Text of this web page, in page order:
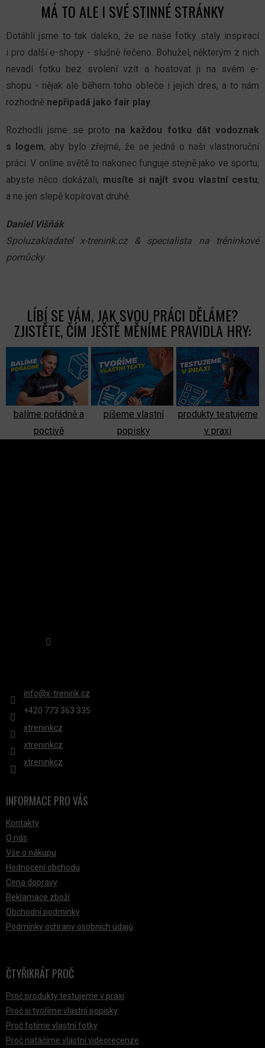
MÁ TO ALE I SVÉ STINNÉ STRÁNKY
Dotáhli jsme to tak daleko, že se naše fotky staly inspirací
i pro další e-shopy - slušně řečeno. Bohužel, některým z nich
nevadí fotku bez svolení vzít a hostovat ji na svém e-
shopu - nějak ale během toho obleče i jejich dres, a to nám
rozhodně nepřipadá jako fair play.
Rozhodli jsme se proto na každou fotku dát vodoznak
s logem, aby bylo zřejmé, že se jedná o naši vlastnoruční
práci. V online světě to nakonec funguje stejně jako ve sportu;
abyste něco dokázali, musíte si najít svou vlastní cestu,
a ne jen slepě kopírovat druhé.
Daniel Višňák
Spoluzakladatel x-trenink.cz & specialista na tréninkové
pomůcky
LÍBÍ SE VÁM, JAK SVOU PRÁCI DĚLÁME?
ZJISTĚTE, ČÍM JEŠTĚ MĚNÍME PRAVIDLA HRY:
balíme pořádně a
poctivě
píšeme vlastní
popisky
produkty testujeme
v praxi
Z
info@x-trenink.cz
+420 ‭773 363 335
xtreninkcz
xtreninkcz
xtreninkcz
INFORMACE PRO VÁS
Kontakty
O nás
Vše o nákupu
Hodnocení obchodu
Cena dopravy
Reklamace zboží
Obchodní podmínky
Podmínky ochrany osobních údajů
ČTYŘIKRÁT PROČ
Proč produkty testujeme v praxi
Proč si tvoříme vlastní popisky
Proč fotíme vlastní fotky
Proč natáčíme vlastní videorecenze